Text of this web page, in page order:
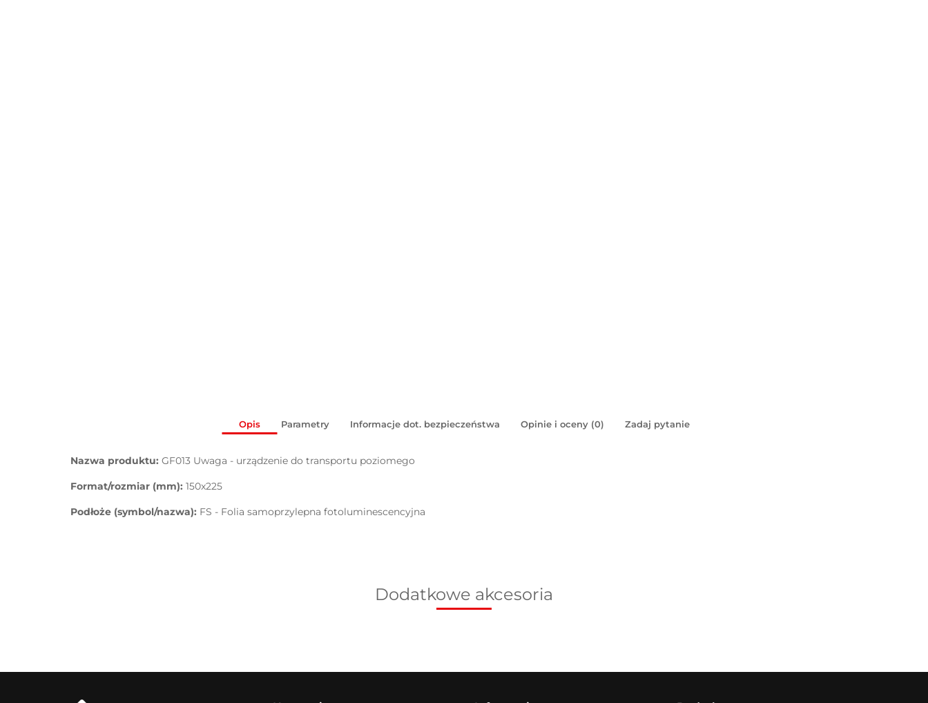
Opis Parametry Informacje dot. bezpieczeństwa Opinie i oceny (0) Zadaj pytanie
Nazwa produktu: GF013 Uwaga - urządzenie do transportu poziomego
Format/rozmiar (mm): 150x225
Podłoże (symbol/nazwa): FS - Folia samoprzylepna fotoluminescencyjna
Dodatkowe akcesoria